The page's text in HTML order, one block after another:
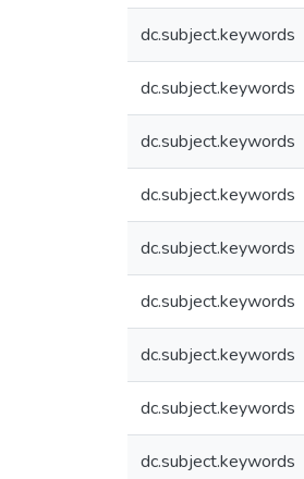
dc.subject.keywords
dc.subject.keywords
dc.subject.keywords
dc.subject.keywords
dc.subject.keywords
dc.subject.keywords
dc.subject.keywords
dc.subject.keywords
dc.subject.keywords